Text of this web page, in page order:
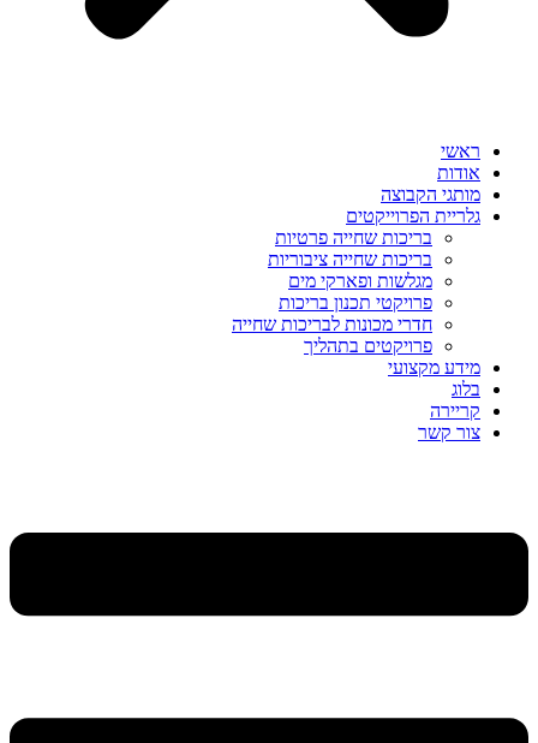
ראשי
אודות
מותגי הקבוצה
גלריית הפרוייקטים
בריכות שחייה פרטיות
בריכות שחייה ציבוריות
מגלשות ופארקי מים
פרויקטי תכנון בריכות
חדרי מכונות לבריכות שחייה
פרויקטים בתהליך
מידע מקצועי
בלוג
קריירה
צור קשר